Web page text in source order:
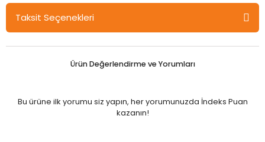
Nobel Türkiye'de Çocuk Üniversiteleri 21. Yüzyıl Becerileri Yaklaşımı
- Z. Duygu Yeniay Üsküplü Nobel Bilimsel Eserler
değişim sancısı şeklinde deneyimlediği büyük bir toplumsal
zemini eğitim olarak görülmektedir. Güncel eğitim tartışmalarına
21. yüzyıl becerileri yaklaşımı yön vermekte, başarılı bir uygulama
örneği olarak çocuk üniversiteleri dikkat çekmektedir.
Taksit Seçenekleri
Ürün Değerlendirme ve Yorumları
Bu ürüne ilk yorumu siz yapın, her yorumunuzda İndeks Puan
kazanın!